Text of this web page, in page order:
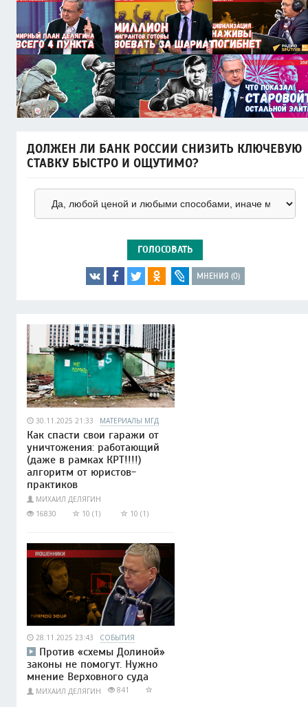
ДОЛЖЕН ЛИ БАНК РОССИИ СНИЗИТЬ КЛЮЧЕВУЮ
СТАВКУ БЫСТРО И ОЩУТИМО?
ГОЛОСОВАТЬ
МНЕНИЯ (0)
30.11.2025 21:33 МАТЕРИАЛЫ МГД
Как спасти свои гаражи от
уничтожения: работающий
(даже в рамках КРТ!!!!)
алгоритм от юристов-
практиков
МИХАИЛ ДЕЛЯГИН
16830
10 (1) 10 (1)
28.11.2025 23:43 СОБЫТИЯ
Против «схемы Долиной»
законы не помогут. Нужно
мнение Верховного суда
МИХАИЛ ДЕЛЯГИН 841